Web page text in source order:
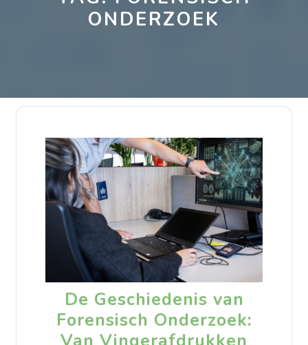
ONDERZOEK
De Geschiedenis van
Forensisch Onderzoek: